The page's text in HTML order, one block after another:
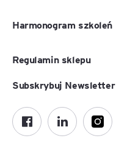
Harmonogram szkoleń
Regulamin sklepu
Subskrybuj Newsletter